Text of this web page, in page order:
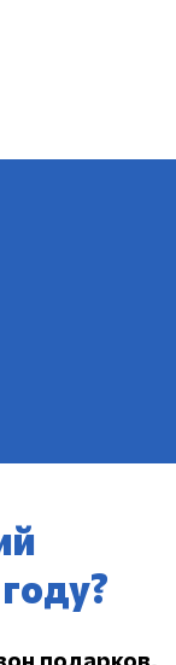
подарков.